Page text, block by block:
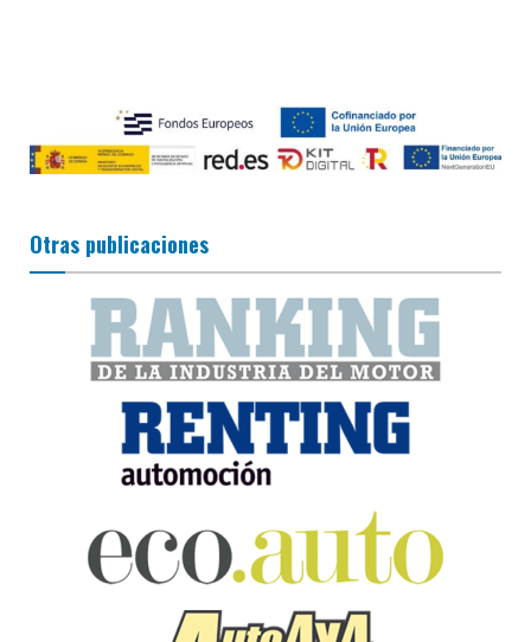
Otras publicaciones